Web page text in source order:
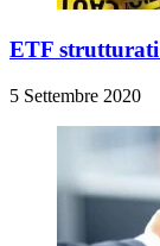
ETF
5 Settembre 2020